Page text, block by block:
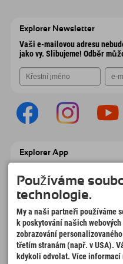
Explorer Newsletter
Vaši e-mailovou adresu
jako vy. Slibujeme! Odběr
Explorer App
Explorer To Go s přehledem
seznamem míst, která chcete
přehledem restaurací a mnoha
Čas na chvilky objevitelů
166
Používáme
technologie.
My a naši partneři používáme
k poskytování našich
zobrazování
třetím stranám (např. v USA).
kdykoli odvolat. Více informací